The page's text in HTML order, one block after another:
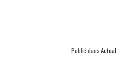
Publié dans